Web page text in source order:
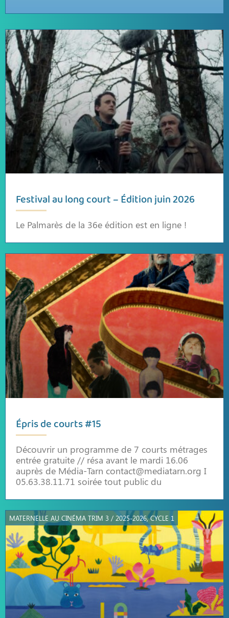
Festival au long court – Édition juin 2026
Le Palmarès de la 36e édition est en ligne !
Épris de courts #15
Découvrir un programme de 7 courts métrages
entrée gratuite // résa avant le mardi 16.06
auprès de Média-Tarn contact@mediatarn.org I
05.63.38.11.71 soirée tout public du
MATERNELLE AU CINÉMA TRIM 3 / 2025-2026, CYCLE 1